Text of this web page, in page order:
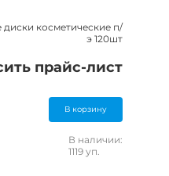
диски косметические п/
э 120шт
прайс-лист
В корзину
В наличии:
1119 уп.